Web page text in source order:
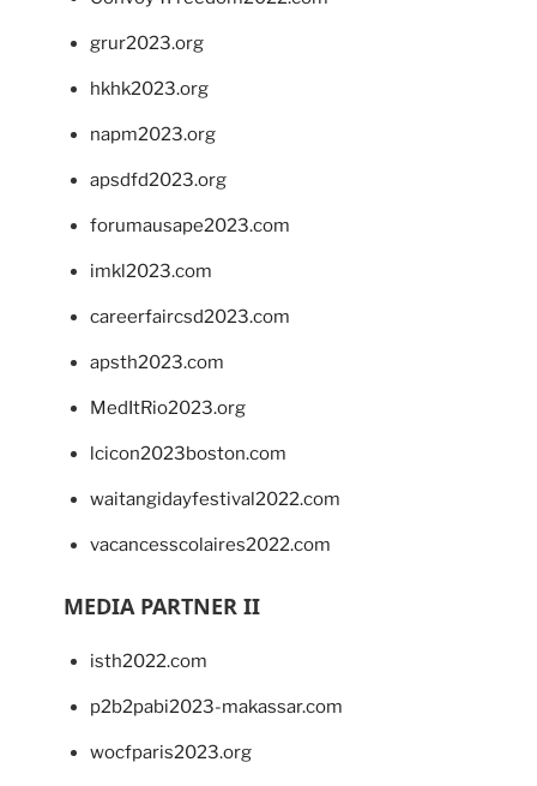
grur2023.org
hkhk2023.org
napm2023.org
apsdfd2023.org
forumausape2023.com
imkl2023.com
careerfaircsd2023.com
apsth2023.com
MedItRio2023.org
lcicon2023boston.com
waitangidayfestival2022.com
vacancesscolaires2022.com
MEDIA PARTNER II
isth2022.com
p2b2pabi2023-makassar.com
wocfparis2023.org